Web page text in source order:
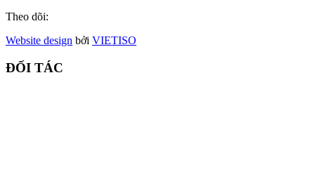
Theo dõi:
Website design bởi VIETISO
ĐỐI TÁC